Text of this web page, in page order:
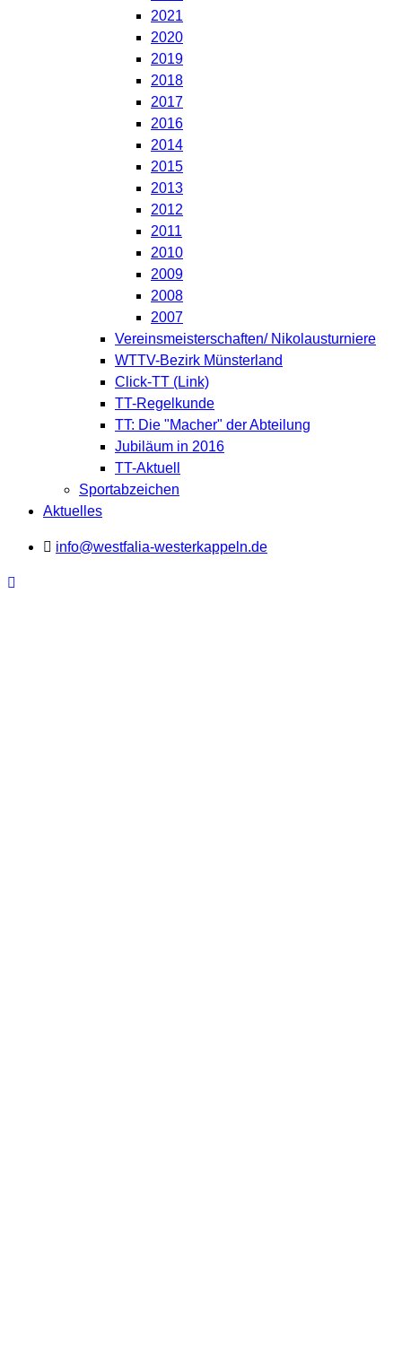
2021
2020
2019
2018
2017
2016
2014
2015
2013
2012
2011
2010
2009
2008
2007
Vereinsmeisterschaften/ Nikolausturniere
WTTV-Bezirk Münsterland
Click-TT (Link)
TT-Regelkunde
TT: Die "Macher" der Abteilung
Jubiläum in 2016
TT-Aktuell
Sportabzeichen
Aktuelles
info@westfalia-westerkappeln.de